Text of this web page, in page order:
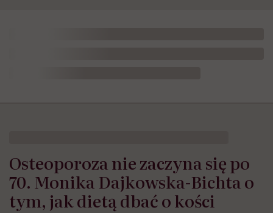
Osteoporoza nie zaczyna się po
70. Monika Dajkowska-Bichta o
tym, jak dietą dbać o kości